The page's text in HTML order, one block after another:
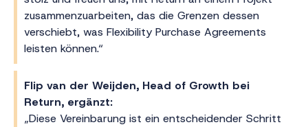
zusammenzuarbeiten, das die Grenzen dessen
verschiebt, was Flexibility Purchase Agreements
leisten können.“
Flip van der Weijden, Head of Growth bei
Return, ergänzt:
„Diese Vereinbarung ist ein entscheidender Schritt